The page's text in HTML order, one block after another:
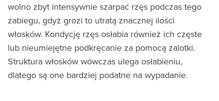
wolno zbyt intensywnie szarpać rzęs podczas tego
zabiegu, gdyż grozi to utratą znacznej ilości
włosków. Kondycję rzęs osłabia również ich częste
lub nieumiejętne podkręcanie za pomocą zalotki.
Struktura włosków wówczas ulega osłabieniu,
dlatego są one bardziej podatne na wypadanie.